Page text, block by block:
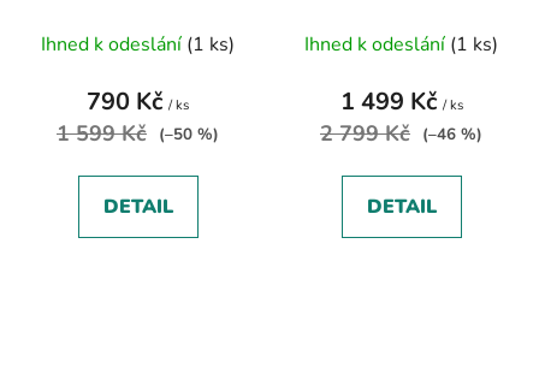
Ihned k odeslání (1 ks)
790 Kč / ks
1 599 Kč (–50 %)
DETAIL
Ihned k odeslání (1 ks)
1 499 Kč / ks
2 799 Kč (–46 %)
DETAIL